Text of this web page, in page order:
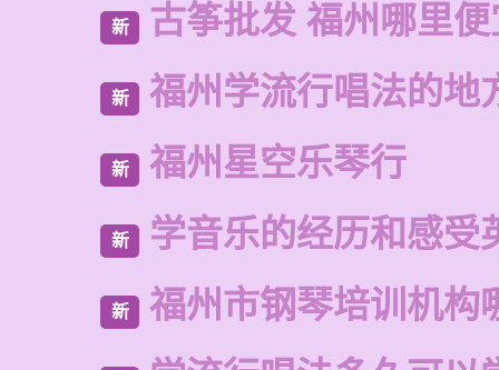
新 古筝批发 福州哪里
新 福州学流行唱法的地
新 福州星空乐琴行
新 学音乐的经历和感受
新 福州市钢琴培训机构